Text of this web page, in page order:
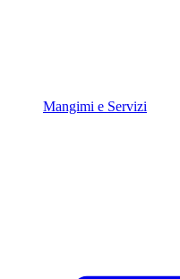
Mangimi e Servizi